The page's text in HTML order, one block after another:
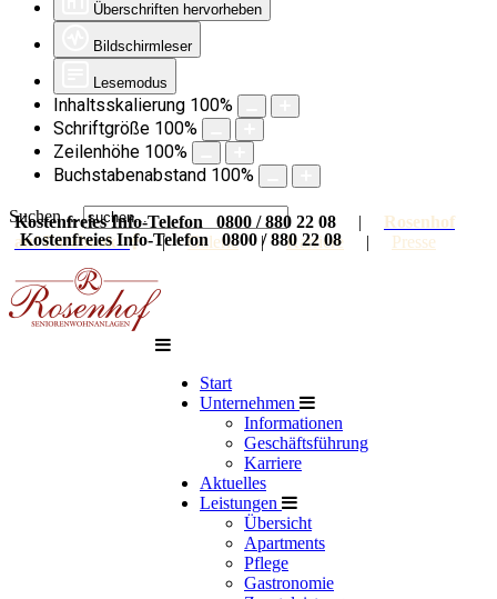
Überschriften hervorheben
Bildschirmleser
Lesemodus
Inhaltsskalierung 100%
Schriftgröße 100%
Zeilenhöhe 100%
Buchstabenabstand 100%
Suchen ...
Kostenfreies Info-Telefon 0800 / 880 22 08 | Rosenhof
auf Facebook
|Galerie|Karriere | Presse
Kostenfreies Info-Telefon 0800 / 880 22 08
Start
Unternehmen
Informationen
Geschäftsführung
Karriere
Aktuelles
Leistungen
Übersicht
Apartments
Pflege
Gastronomie